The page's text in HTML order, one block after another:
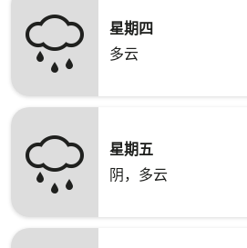
星期四
多云
星期五
阴，多云